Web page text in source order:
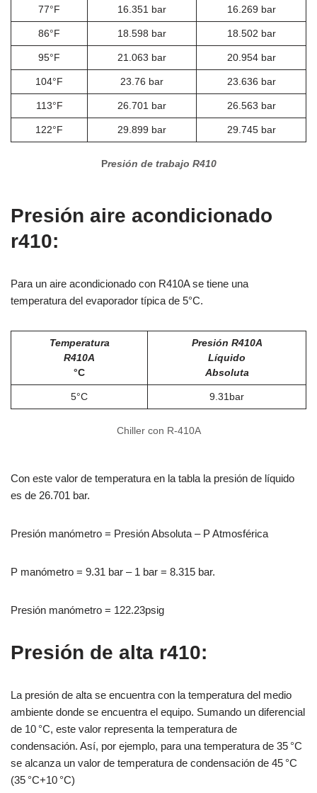
77°F 16.351 bar 16.269 bar
86°F 18.598 bar 18.502 bar
95°F 21.063 bar 20.954 bar
104°F 23.76 bar 23.636 bar
113°F 26.701 bar 26.563 bar
122°F 29.899 bar 29.745 bar
Presión de trabajo R410
Presión aire acondicionado
r410:
Para un aire acondicionado con R410A se tiene una
temperatura del evaporador típica de 5°C.
Temperatura
R410A
°C
Presión R410A
Líquido
Absoluta
5°C 9.31bar
Chiller con R-410A
Con este valor de temperatura en la tabla la presión de líquido
es de 26.701 bar.
Presión manómetro = Presión Absoluta – P Atmosférica
P manómetro = 9.31 bar – 1 bar = 8.315 bar.
Presión manómetro = 122.23psig
Presión de alta r410:
La presión de alta se encuentra con la temperatura del medio
ambiente donde se encuentra el equipo. Sumando un diferencial
de 10 °C, este valor representa la temperatura de
condensación. Así, por ejemplo, para una temperatura de 35 °C
se alcanza un valor de temperatura de condensación de 45 °C
(35 °C+10 °C)